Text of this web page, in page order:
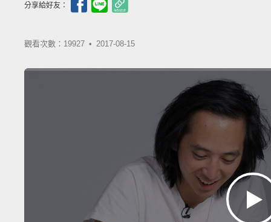
分享給好友：
觀看次數：19927 • 2017-08-15